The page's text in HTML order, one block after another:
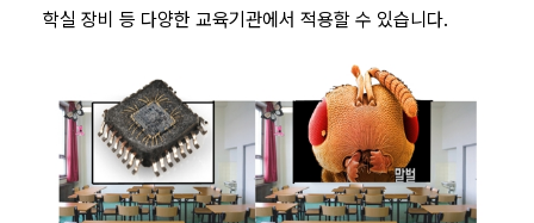
학실 장비 등 다양한 교육기관에서 적용할 수 있습니다.